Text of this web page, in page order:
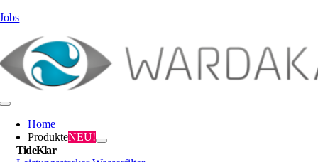
Zum
springen
Jobs
Toggle
NavigationHome
ProdukteNEU!
TideKlar